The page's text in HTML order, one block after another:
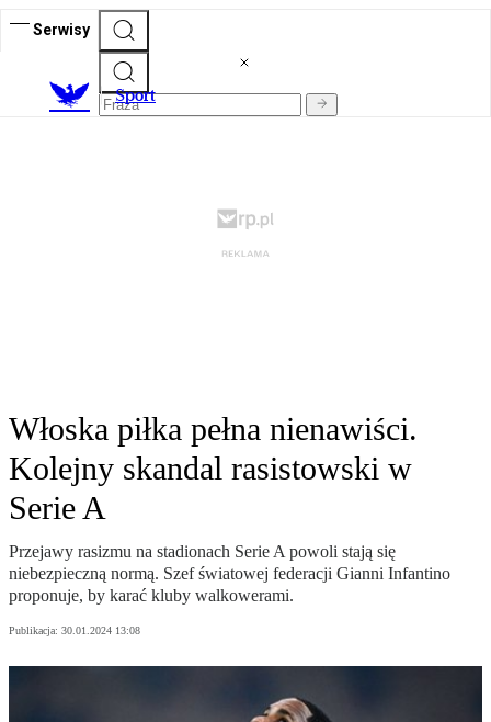
Serwisy
Sport
Włoska piłka pełna nienawiści.
Kolejny skandal rasistowski w
Serie A
Przejawy rasizmu na stadionach Serie A powoli stają się
niebezpieczną normą. Szef światowej federacji Gianni Infantino
proponuje, by karać kluby walkowerami.
Publikacja: 30.01.2024 13:08